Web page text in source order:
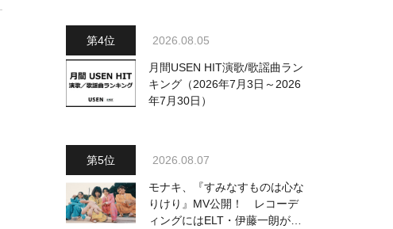
2026.08.05
月間USEN HIT演歌/歌謡曲ラン
キング（2026年7月3日～2026
年7月30日）
2026.08.07
モナキ、『すみなすものは心な
りけり』MV公開！ レコーデ
ィングにはELT・伊藤一朗がリ